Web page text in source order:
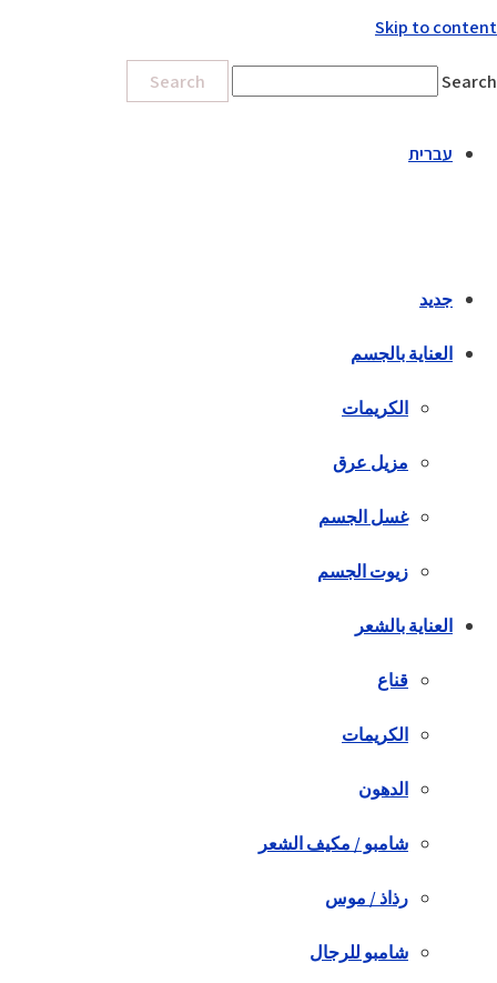
Skip to content
Search
Search
עברית
جديد
العناية بالجسم
الكريمات
مزيل عرق
غسل الجسم
زيوت الجسم
العناية بالشعر
قناع
الكريمات
الدهون
شامبو / مكيف الشعر
رذاذ / موس
شامبو للرجال